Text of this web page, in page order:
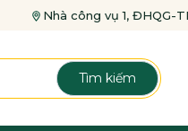
Nhà công vụ 1, ĐHQG-
Tìm kiếm